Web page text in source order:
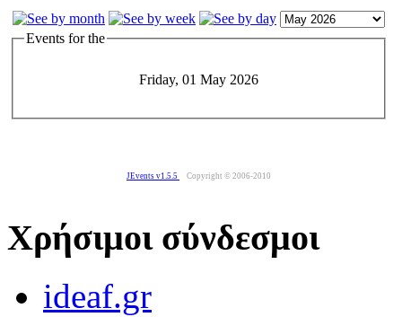
Events for the
Friday, 01 May 2026
JEvents v1.5.5 Copyright © 2006-2010
Χρήσιμοι σύνδεσμοι
ideaf.gr